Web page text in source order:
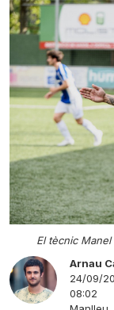
El tècnic
Arnau
24/09/
08:02